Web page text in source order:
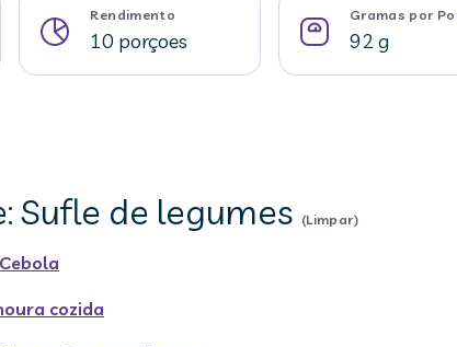
Rendimento
10 porçoes
Gramas por
92 g
Sufle de legumes (Limpar)
Cebola
cozida